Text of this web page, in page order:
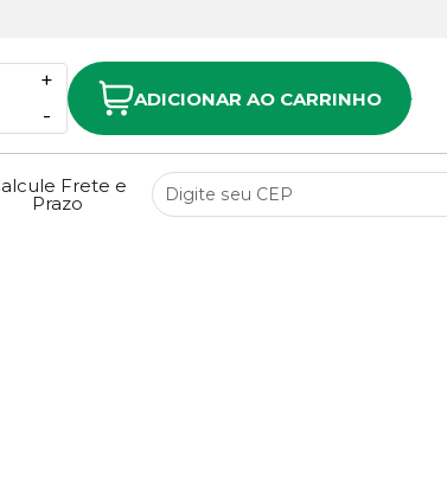
-
+
ADICIONAR AO CARRINHO
Frete e
Prazo